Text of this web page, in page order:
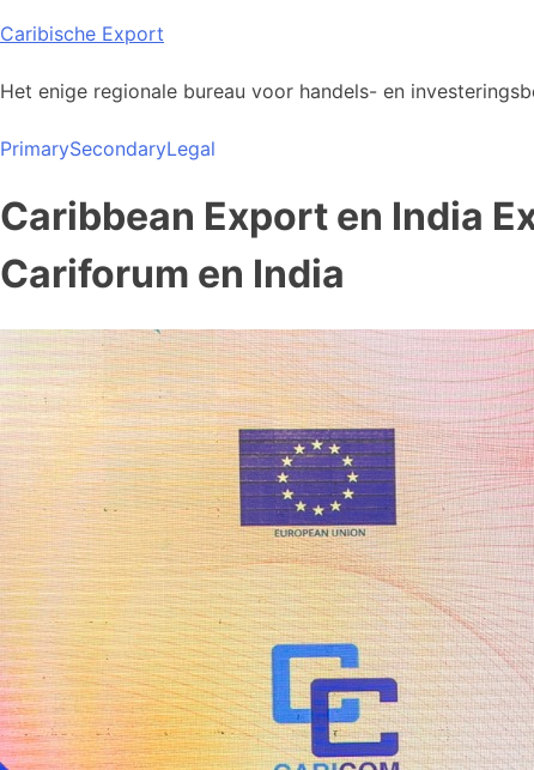
Skip
content
Caribische Export
Het enige regionale bureau voor handels- en
PrimarySecondaryLegal
Caribbean Export en India
Cariforum en India